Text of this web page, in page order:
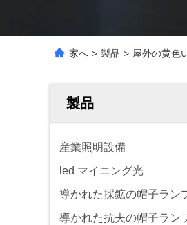
家へ > 製品 > 屋外の黄色
製品
産業照明設備
led マイニング光
導かれた採鉱の帽子ラン
導かれた抗夫の帽子ラン